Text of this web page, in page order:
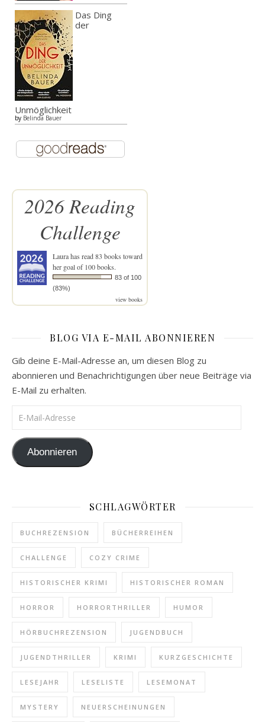
Das Ding
der
Unmöglichkeit
by Belinda Bauer
2026 Reading
Challenge
Laurahas read 83 books toward
her goal of 100 books.
83 of 100
(83%)
view books
BLOG VIA E-MAIL ABONNIEREN
Gib deine E-Mail-Adresse an, um diesen Blog zu
abonnieren und Benachrichtigungen über neue Beiträge via
E-Mail zu erhalten.
E-Mail-Adresse
Abonnieren
SCHLAGWÖRTER
BUCHREZENSION BÜCHERREIHEN
CHALLENGE COZY CRIME
HISTORISCHER KRIMI HISTORISCHER ROMAN
HORROR HORRORTHRILLER HUMOR
HÖRBUCHREZENSION JUGENDBUCH
JUGENDTHRILLER KRIMI KURZGESCHICHTE
LESEJAHR LESELISTE LESEMONAT
MYSTERY NEUERSCHEINUNGEN